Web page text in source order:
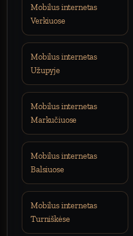
Mobilus internetas
Verkiuose
Mobilus internetas
Užupyje
Mobilus internetas
Markučiuose
Mobilus internetas
Balsiuose
Mobilus internetas
Turniškėse